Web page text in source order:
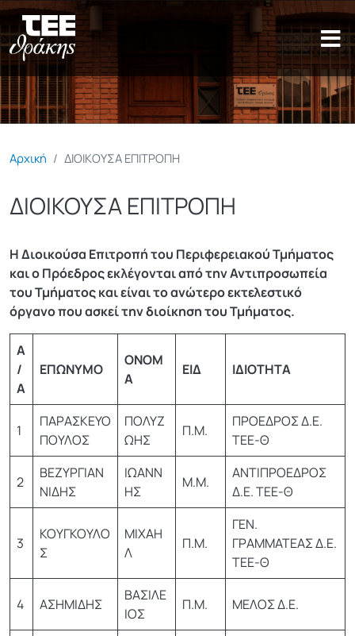
Παράκαμψη προς το κυρίως
Αρχική ΔΙΟΙΚΟΥΣΑ ΕΠΙΤΡΟΠΗ
ΔΙΟΙΚΟΥΣΑ ΕΠΙΤΡΟΠΗ
Η Διοικούσα Επιτροπή του Περιφερειακού Τμήματος
και ο Πρόεδρος εκλέγονται από την Αντιπροσωπεία
του Τμήματος και είναι το ανώτερο εκτελεστικό
όργανο που ασκεί την διοίκηση του Τμήματος.
Α
/
Α
ΕΠΩΝΥΜΟ
ΟΝΟΜ
Α
ΕΙΔ ΙΔΙΟΤΗΤΑ
1
ΠΑΡΑΣΚΕΥΟ
ΠΟΥΛΟΣ
ΠΟΛΥΖ
ΩΗΣ
Π.Μ.
ΠΡΟΕΔΡΟΣ Δ.Ε.
ΤΕΕ-Θ
2
ΒΕΖΥΡΓΙΑΝ
ΝΙΔΗΣ
ΙΩΑΝΝ
ΗΣ
Μ.Μ.
ΑΝΤΙΠΡΟΕΔΡΟΣ
Δ.Ε. ΤΕΕ-Θ
3
ΚΟΥΓΚΟΥΛΟ
Σ
ΜΙΧΑΗ
Λ
Π.Μ.
ΓΕΝ.
ΓΡΑΜΜΑΤΕΑΣ Δ.Ε.
ΤΕΕ-Θ
4 ΑΣΗΜΙΔΗΣ
ΒΑΣΙΛΕ
ΙΟΣ
Π.Μ. ΜΕΛΟΣ Δ.Ε.